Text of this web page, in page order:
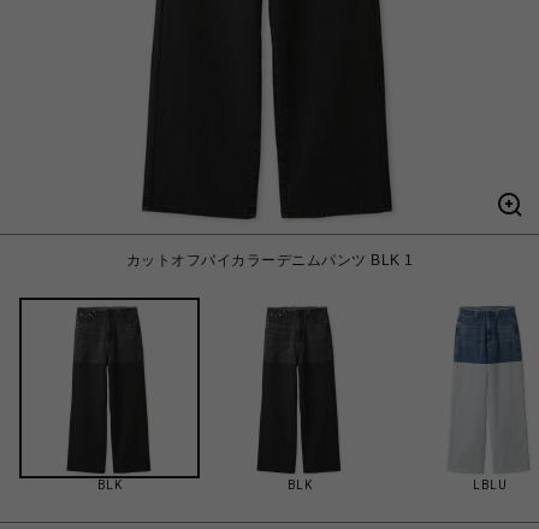
カットオフバイカラーデニムパンツ BLK 1
BLK BLK LBLU